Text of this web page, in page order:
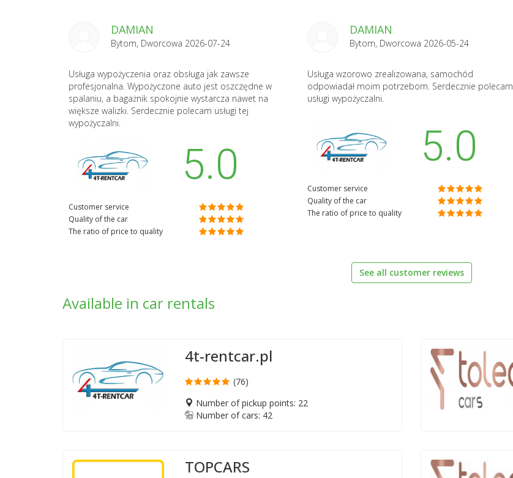
DAMIAN
Bytom, Dworcowa 2026-07-24
Usługa wypożyczenia oraz obsługa jak zawsze
profesjonalna. Wypożyczone auto jest oszczędne w
spalaniu, a bagażnik spokojnie wystarcza nawet na
większe walizki. Serdecznie polecam usługi tej
wypożyczalni.
5.0
Customer service
Quality of the car
The ratio of price to quality
DAMIAN
Bytom, Dworcowa 2026-05-24
Usługa wzorowo zrealizowana, samochód
odpowiadał moim potrzebom. Serdecznie polecam
usługi wypożyczalni.
5.0
Customer service
Quality of the car
The ratio of price to quality
See all customer reviews
Available in car rentals
4t-rentcar.pl
(76)
Number of pickup points: 22
Number of cars: 42
TOPCARS